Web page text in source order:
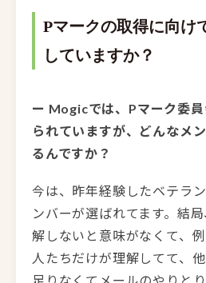
Pマークの取得に向け
していますか？
ー Mogicでは、Pマーク委
られていますが、どんなメ
るんですか？
今は、昨年経験したベテラ
ンバーが選ばれてます。結
解しないと意味がなくて、
人たちだけが理解してて、